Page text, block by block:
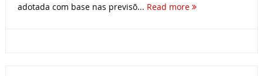
adotada com base nas previsõ... Read more